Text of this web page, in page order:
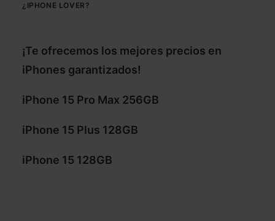
¿IPHONE LOVER?
¡Te ofrecemos los mejores precios en
iPhones garantizados!
iPhone 15 Pro Max 256GB
iPhone 15 Plus 128GB
iPhone 15 128GB